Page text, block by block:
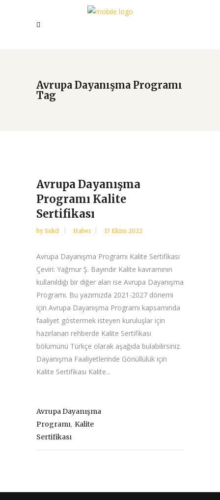
Avrupa Dayanışma Programı
Tag
Avrupa Dayanışma
Programı Kalite
Sertifikası
by Sskd Haber 17 Ekim 2022
Avrupa Dayanışma Programı Kalite Sertifikası
Çeviri: Yağmur Ş. Bayındır Kalite kavramının
kullanıldığı bir diğer alan ise Avrupa Dayanışma
Programı. Bu yazımızda 2021-2027 dönemi
için Avrupa Dayanışma Programı kapsamında
faaliyet göstermek isteyen kuruluşlar için
hazırlanan rehberde Kalite Sertifikası
bölümünü Türkçe olarak aşağıda bulabilirsiniz.
Dayanışma Faaliyetlerinde Gönüllülük için
Kalite Sertifikası Kalite...
Avrupa Dayanışma
Programı, Kalite
Sertifikası